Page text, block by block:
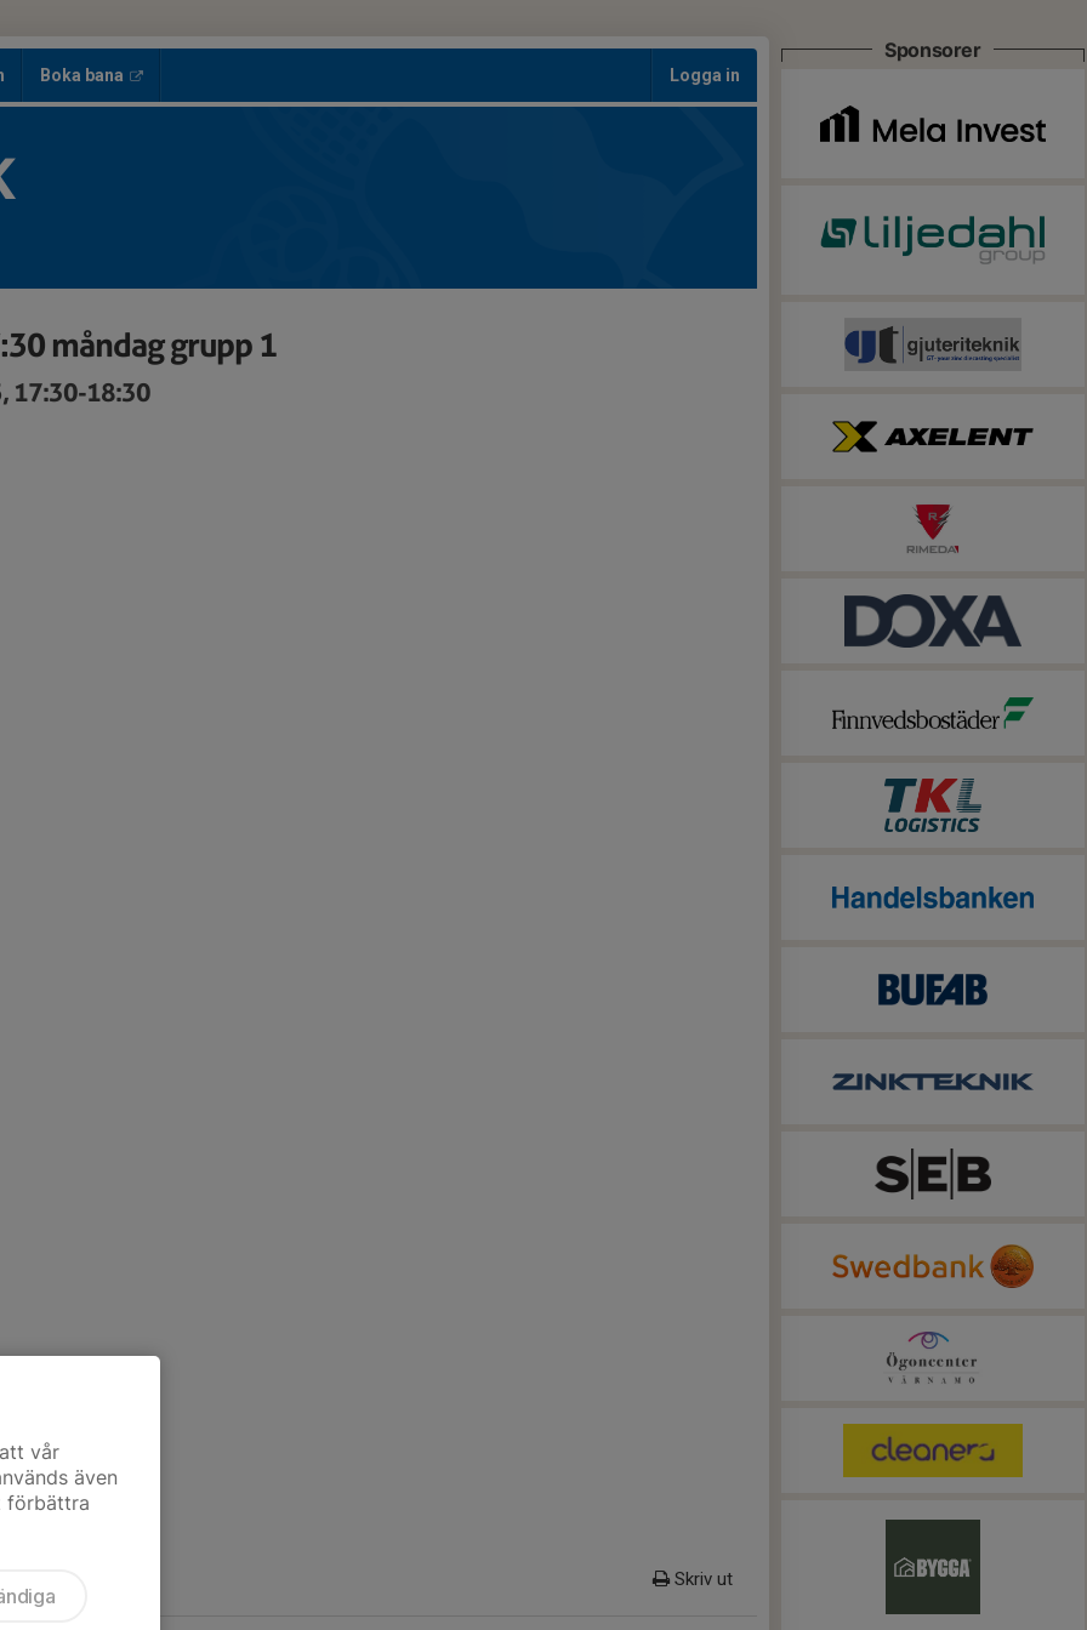
Boka bana Logga in
måndag grupp 1
17:30-18:30
Skriv ut
Sponsorer
vår
även
förbättra